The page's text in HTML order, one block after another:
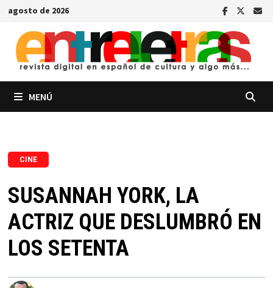
Saltar
contenido
agosto de 2026
MENÚ
CINE
SUSANNAH YORK, LA
ACTRIZ QUE DESLUMBRÓ EN
LOS SETENTA